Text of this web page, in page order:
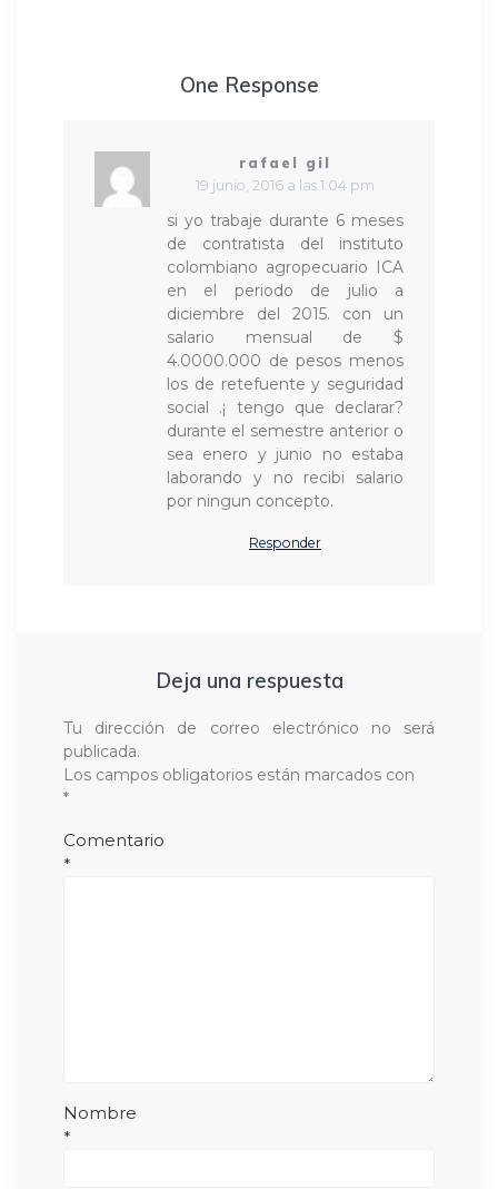
One Response
rafael gil
19 junio, 2016 a las 1:04 pm
si yo trabaje durante 6 meses
de contratista del instituto
colombiano agropecuario ICA
en el periodo de julio a
diciembre del 2015. con un
salario mensual de $
4.0000.000 de pesos menos
los de retefuente y seguridad
social .¡ tengo que declarar?
durante el semestre anterior o
sea enero y junio no estaba
laborando y no recibi salario
por ningun concepto.
Responder
Deja una respuesta
Tu dirección de correo electrónico no será
publicada.
Los campos obligatorios están marcados con
*
Comentario
*
Nombre
*